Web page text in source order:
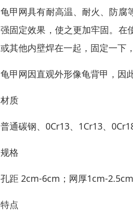
龟甲网具有耐高温、耐火、防腐
强固定效果，使之更加牢固。在
或其他内壁焊在一起，固定一下
龟甲网因直观外形像龟背甲，因
材质
普通碳钢、0Cr13、1Cr13、
规格
孔距 2cm-6cm；网厚1cm-
特点